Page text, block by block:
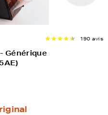
190 avis
Générique